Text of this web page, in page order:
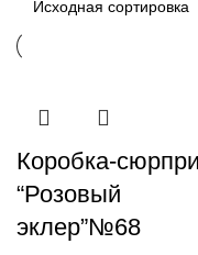
Коробка-
“Розовый
эклер”№68